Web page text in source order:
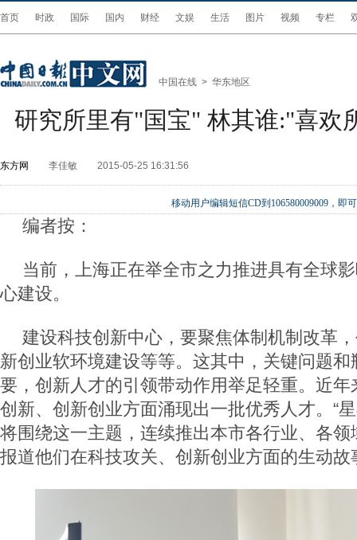
首页 时政 国际 国内 财经 文娱 生活 图片 视频 专栏
中国在线 > 华东地区
研究所里有"国宝" 林其谁:"喜欢
东方网 李佳敏 2015-05-25 16:31:56
移动用户编辑短信CD到106580009009，即
编者按：
当前，上海正在举全市之力推进具有全球
心建设。
建设科技创新中心，要聚焦体制机制改革
新创业软环境建设等等。这其中，关键问题
要，创新人才的引领带动作用举足轻重。近
创新、创新创业方面涌现出一批优秀人才。“
将围绕这一主题，连续推出本市各行业、各
报道他们在科技攻关、创新创业方面的生动故